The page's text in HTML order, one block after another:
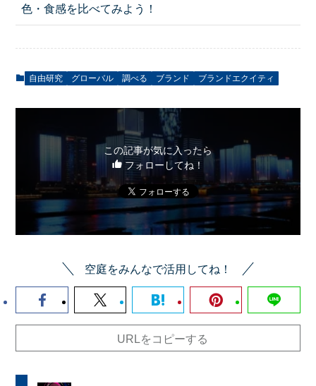
色・食感を比べてみよう！
自由研究 グローバル 調べる ブランド ブランドエクイティ
この記事が気に入ったら
フォローしてね！
空庭をみんなで活用してね！
URLをコピーする